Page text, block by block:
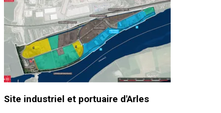
Site industriel et portuaire d'Arles